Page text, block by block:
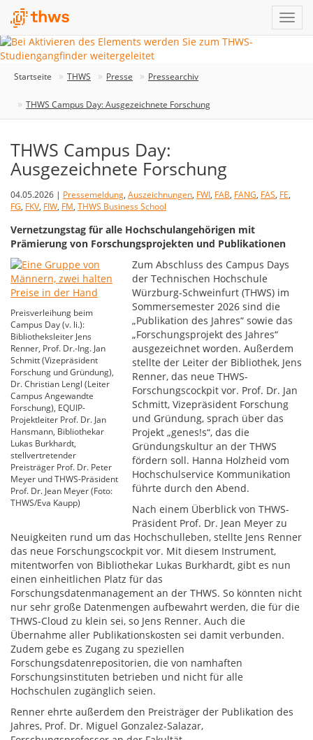
Startseite THWS Presse Pressearchiv
THWS Campus Day: Ausgezeichnete Forschung
THWS Campus Day:
Ausgezeichnete Forschung
04.05.2026 | Pressemeldung, Auszeichnungen, FWI, FAB, FANG, FAS, FE,
FG, FKV, FIW, FM, THWS Business School
Vernetzungstag für alle Hochschulangehörigen mit
Prämierung von Forschungsprojekten und Publikationen
Preisverleihung beim
Campus Day (v. li.):
Bibliotheksleiter Jens
Renner, Prof. Dr.-Ing. Jan
Schmitt (Vizepräsident
Forschung und Gründung),
Dr. Christian Lengl (Leiter
Campus Angewandte
Forschung), EQUIP-
Projektleiter Prof. Dr. Jan
Hansmann, Bibliothekar
Lukas Burkhardt,
stellvertretender
Preisträger Prof. Dr. Peter
Meyer und THWS-Präsident
Prof. Dr. Jean Meyer (Foto:
THWS/Eva Kaupp)
Zum Abschluss des Campus Days
der Technischen Hochschule
Würzburg-Schweinfurt (THWS) im
Sommersemester 2026 sind die
„Publikation des Jahres“ sowie das
„Forschungsprojekt des Jahres“
ausgezeichnet worden. Außerdem
stellte der Leiter der Bibliothek, Jens
Renner, das neue THWS-
Forschungscockpit vor. Prof. Dr. Jan
Schmitt, Vizepräsident Forschung
und Gründung, sprach über das
Projekt „genes!s“, das die
Gründungskultur an der THWS
fördern soll. Hanna Holzheid vom
Hochschulservice Kommunikation
führte durch den Abend.
Nach einem Überblick von THWS-
Präsident Prof. Dr. Jean Meyer zu
Neuigkeiten rund um das Hochschulleben, stellte Jens Renner
das neue Forschungscockpit vor. Mit diesem Instrument,
mitentworfen von Bibliothekar Lukas Burkhardt, gibt es nun
einen einheitlichen Platz für das
Forschungsdatenmanagement an der THWS. So könnten nicht
nur sehr große Datenmengen aufbewahrt werden, die für die
THWS-Cloud zu klein sei, so Jens Renner. Auch die
Übernahme aller Publikationskosten sei damit verbunden.
Zudem gebe es Zugang zu speziellen
Forschungsdatenrepositorien, die von namhaften
Forschungsinstituten betrieben und nicht für alle
Hochschulen zugänglich seien.
Renner ehrte außerdem den Preisträger der Publikation des
Jahres, Prof. Dr. Miguel Gonzalez-Salazar,